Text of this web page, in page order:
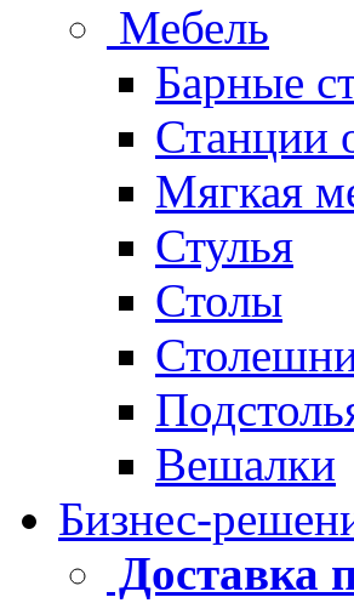
Мебель
Барные
Станции
Мягкая
Стулья
Столы
Вешалки
Бизнес-
Доставка